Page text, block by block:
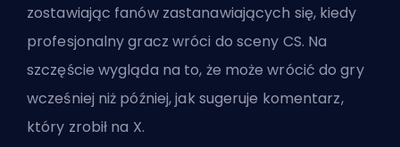
zostawiając fanów zastanawiających się, kiedy
profesjonalny gracz wróci do sceny CS. Na
szczęście wygląda na to, że może wrócić do gry
wcześniej niż później, jak sugeruje komentarz,
który zrobił na X.